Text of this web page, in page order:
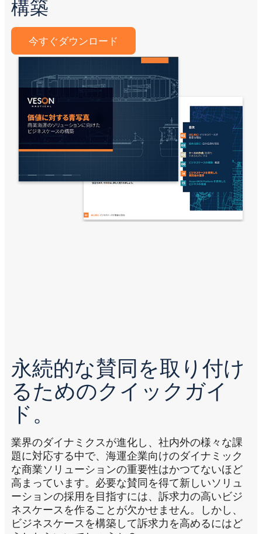
構築
今すぐダウンロード
永続的な賛同を取り付け
るためのクイックガイ
ド。
業界のダイナミクスが進化し、社内外の様々な課
題に対応する中で、海運企業向けのダイナミック
な商業ソリューションの重要性はかつてないほど
高まっています。必要な賛同を得て新しいソリュ
ーションの採用を目指すには、訴求力の高いビジ
ネスケースを作ることが欠かせません。
しかし、
ビジネスケースを構築して訴求力を高めるにはど